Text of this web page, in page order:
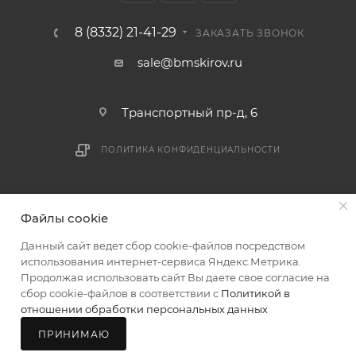
ВАЖНО: Покупатель обязан обеспечить наличие
отказаться от доставки. Стоимость повторной
Доставка заказов по России не осуществляется.
8 (8332) 21-41-29 ЗАКАЗАТЬ ЗВОНОК
sale@bmskirov.ru
Транспортный пр-д, 6
ПОЛИТИКА КОНФИДЕНЦИАЛЬНОСТИ
Файлы cookie
Данный сайт ведет сбор cookie-файлов посредством
использования интернет-сервиса Яндекс.Метрика.
Продолжая использовать сайт Вы даете свое согласие на
сбор cookie-файлов в соответствии с Политикой в
отношении обработки персональных данных
ПРИНИМАЮ
Главная
Каталог